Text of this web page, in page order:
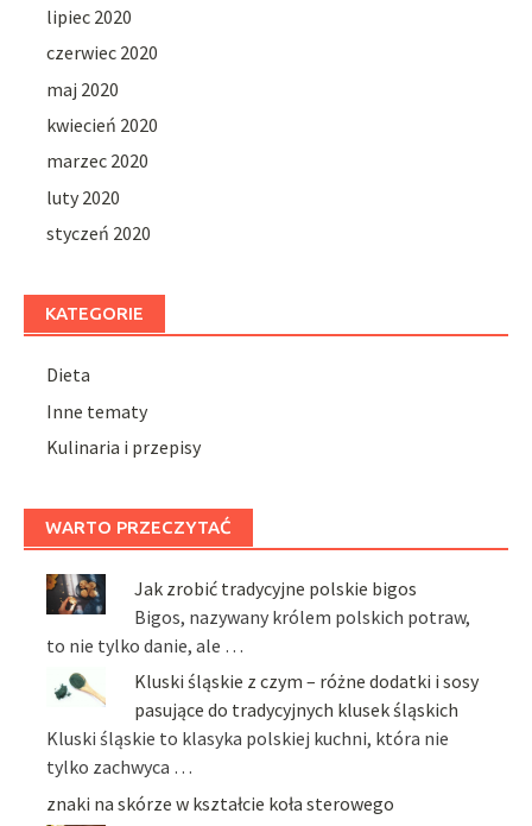
lipiec 2020
czerwiec 2020
maj 2020
kwiecień 2020
marzec 2020
luty 2020
styczeń 2020
KATEGORIE
Dieta
Inne tematy
Kulinaria i przepisy
WARTO PRZECZYTAĆ
Jak zrobić tradycyjne polskie bigos
Bigos, nazywany królem polskich potraw,
to nie tylko danie, ale …
Kluski śląskie z czym – różne dodatki i sosy
pasujące do tradycyjnych klusek śląskich
Kluski śląskie to klasyka polskiej kuchni, która nie
tylko zachwyca …
znaki na skórze w kształcie koła sterowego